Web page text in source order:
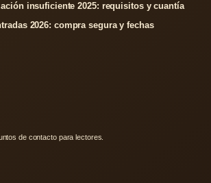
insuficiente 2025: requisitos y cuantía
2026: compra segura y fechas
de contacto para lectores.